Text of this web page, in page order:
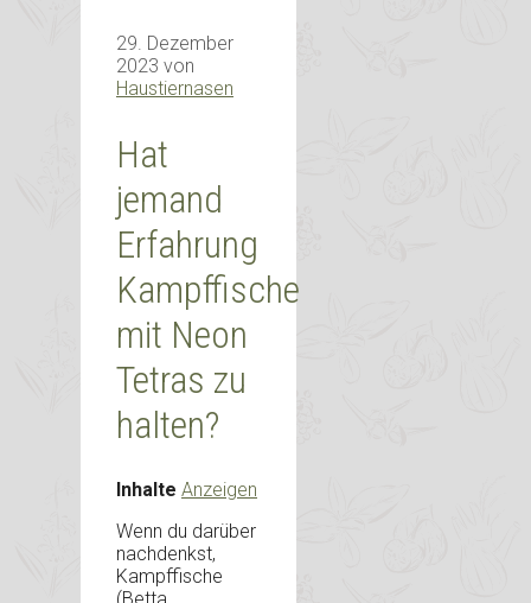
29. Dezember
2023 von
Haustiernasen
Hat
jemand
Erfahrung
Kampffische
mit Neon
Tetras zu
halten?
Inhalte Anzeigen
Wenn du darüber
nachdenkst,
Kampffische